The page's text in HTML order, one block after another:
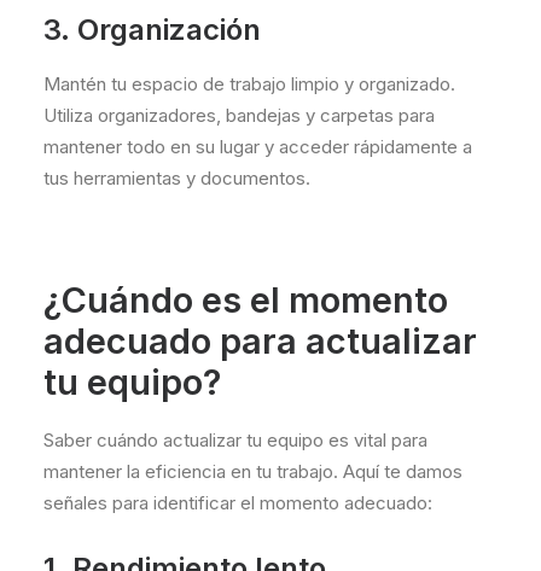
3. Organización
Mantén tu espacio de trabajo limpio y organizado.
Utiliza organizadores, bandejas y carpetas para
mantener todo en su lugar y acceder rápidamente a
tus herramientas y documentos.
¿Cuándo es el momento
adecuado para actualizar
tu equipo?
Saber cuándo actualizar tu equipo es vital para
mantener la eficiencia en tu trabajo. Aquí te damos
señales para identificar el momento adecuado: